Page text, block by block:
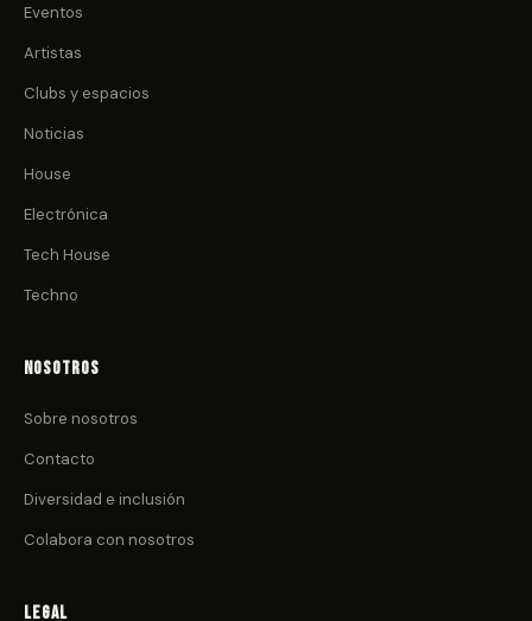
Eventos
Artistas
Clubs y espacios
Noticias
House
Electrónica
Tech House
Techno
Nosotros
Sobre nosotros
Contacto
Diversidad e inclusión
Colabora con nosotros
Legal